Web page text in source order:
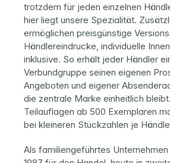
trotzdem für jeden einzelnen
hier liegt unsere Spezialität.
ermöglichen preisgünstige
Händlereindrucke, individuelle
inklusive. So erhält jeder Händler
Verbundgruppe seinen eigenen
Angeboten und eigener
die zentrale Marke einheitlich
Teilauflagen ab 500 Exemplaren
bei kleineren Stückzahlen je
Als familiengeführtes